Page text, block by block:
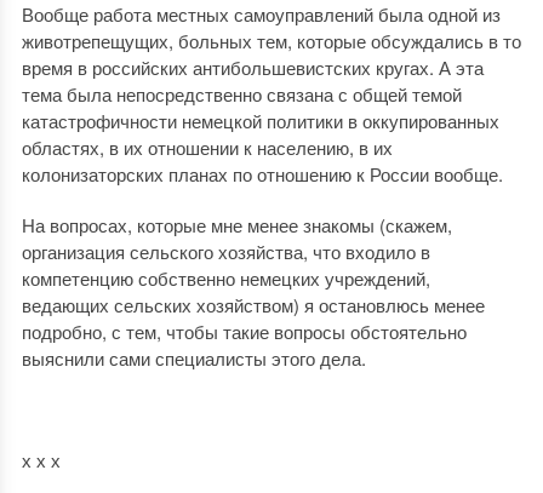
Вообще работа местных самоуправлений была одной из
животрепещущих, больных тем, которые обсуждались в то
время в российских антибольшевистских кругах. А эта
тема была непосредственно связана с общей темой
катастрофичности немецкой политики в оккупированных
областях, в их отношении к населению, в их
колонизаторских планах по отношению к России вообще.
На вопросах, которые мне менее знакомы (скажем,
организация сельского хозяйства, что входило в
компетенцию собственно немецких учреждений,
ведающих сельских хозяйством) я остановлюсь менее
подробно, с тем, чтобы такие вопросы обстоятельно
выяснили сами специалисты этого дела.
х х х